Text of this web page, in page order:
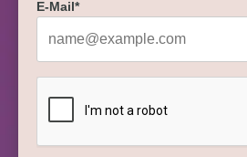
E-Mail*